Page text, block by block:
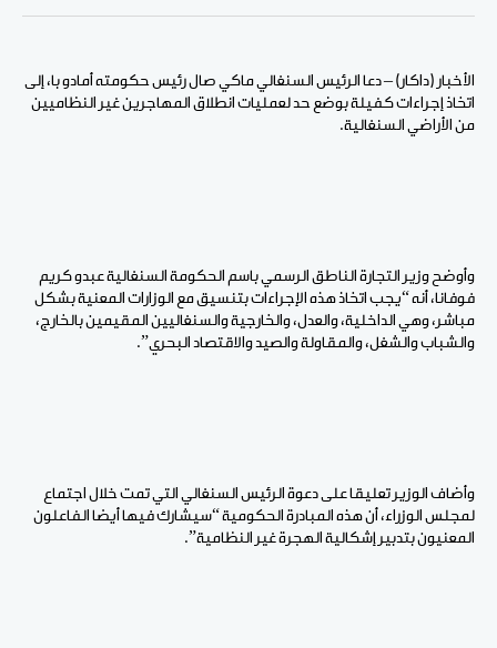
الفيسبوكPinterest
لينكد WhatsApp
الإيميل
الأخبار (داكار) – دعا الرئيس السنغالي ماكي صال رئيس حكومته أمادو با، إلى
اتخاذ إجراءات كفيلة بوضع حد لعمليات انطلاق المهاجرين غير النظاميين
من الأراضي السنغالية.
وأوضح وزير التجارة الناطق الرسمي باسم الحكومة السنغالية عبدو كريم
فوفانا، أنه “يجب اتخاذ هذه الإجراءات بتنسيق مع الوزارات المعنية بشكل
مباشر، وهي الداخلية، والعدل، والخارجية والسنغاليين المقيمين بالخارج،
والشباب والشغل، والمقاولة والصيد والاقتصاد البحري”.
وأضاف الوزير تعليقا على دعوة الرئيس السنغالي التي تمت خلال اجتماع
لمجلس الوزراء، أن هذه المبادرة الحكومية “سيشارك فيها أيضا الفاعلون
المعنيون بتدبير إشكالية الهجرة غير النظامية”.